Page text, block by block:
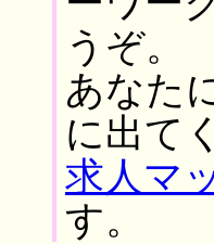
うぞ。
あなた
に出て
求人マ
す。